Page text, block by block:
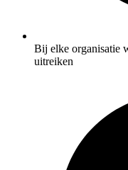
Bij elke organisatie
uitreiken